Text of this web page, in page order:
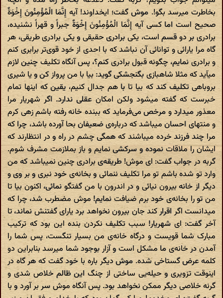
بخاطرت میرسد بگو!. موش گفت؛ ایخداوند! آیه إِنَّمَا الْمُؤْمِنُونَ إِخْوَةٌ
صحیح است اما کسى آیه إِنَّمَا الْمُؤْمِنُونَ إِخْوَةٌ جبراً و قهراً نشنیده،
برادرى بر دو قسم است، یکى برادرى حقیقى و یکى برادرى طریقى، هر
گاه مرا یارائى و توانائى آن نباشد که با احدى از خود قوى‌تر برابرى کنم
و برادرى نمایم، چگونه قبول برادرى کنم؟، پس آنگاه تکلیف چنین لازم
میآید که مثلا شاهبازى بگنجشکى گوید: بیا با من پرواز کن و یا شیرى
بروباهى تکلیف کند که بیا تا با هم جدال کنیم، یقین که اینها تمام
خبرست که گفته میشود ولکن امکان عقلى ندارد. اگر شهریار مرا
معذور میدارد و مرخص مى‌فرماید که ببنده خانه رفته باشم زهى کرم
و منتهاى احسان میباشد که درباره‌ى ضعیفان بحا آورده باشد، چرا که
مرا چند فرزند خرده میباشند که همگى چشم در راه و در انتظارند که
ایشان را ملاقات نموده و سرکشى نمایم و باز بملازمت مشرف شوم.
گربه در جواب گفت: اى موش! طریقه‌ى برادرى چنین نمیباشد که من
وارد تو شده باشم تو مرا تکلیف ننمائى و بخانه‌ى خود نبرى و بر وى و
دیگر از خانه بیرون نیائى و در اندرون با من گفتگو نمائى، اکنون بیا تا
من تو را بخانه‌ى خود برم ضیافت نمایم! موش مضطرب شد، چرا که
میدانست اگر اقرار کند جان بیرون نخواهد برد یاراى گفتنش نماند، تا
آخر گفت: اى شهریار! سبب تکلیف نکردن بنده این بود که ترکیب
مبارک شما قویست و درگاه خانه‌ى من بسیار تنگست، پس شما را
آمدن در خانه‌ى ما مشکل است و آزار بوجود شما میرسد بنابراین دو
کلمه عرض گستاخى شده. موش دیگر باره با خود گفت که هر گاه در
اینوقت تزویرى و حیله‌یى ساختى از چنگ این ظالم خلاص شدى و
گرنه خلاصى دیگر ممکن نخواهد بود. پس آنگاه موش سر بر آورد و با